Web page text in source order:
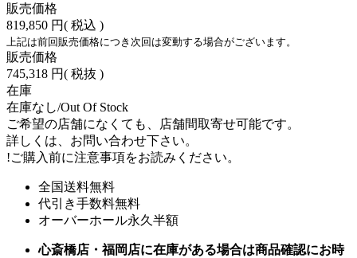
販売価格
819,850 円( 税込 )
上記は前回販売価格につき次回は変動する場合がございます。
販売価格
745,318 円( 税抜 )
在庫
在庫なし/Out Of Stock
ご希望の店舗になくても、店舗間取寄せ可能です。
詳しくは、お問い合わせ下さい。
!ご購入前に注意事項をお読みください。
全国送料無料
代引き手数料無料
オーバーホール永久半額
心斎橋店・福岡店に在庫がある場合は商品確認にお時